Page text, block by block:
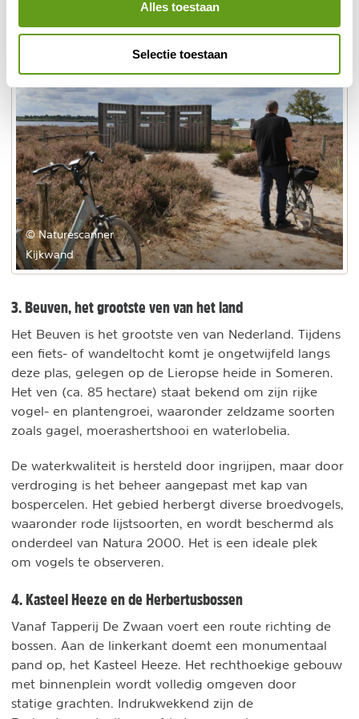
Alles toestaan
Selectie toestaan
© Naturescanner
Kijkwand
3. Beuven, het grootste ven van het land
Het Beuven is het grootste ven van Nederland. Tijdens
een fiets- of wandeltocht komt je ongetwijfeld langs
deze plas, gelegen op de Lieropse heide in Someren.
Het ven (ca. 85 hectare) staat bekend om zijn rijke
vogel- en plantengroei, waaronder zeldzame soorten
zoals gagel, moerashertshooi en waterlobelia.
De waterkwaliteit is hersteld door ingrijpen, maar door
verdroging is het beheer aangepast met kap van
bospercelen. Het gebied herbergt diverse broedvogels,
waaronder rode lijstsoorten, en wordt beschermd als
onderdeel van Natura 2000. Het is een ideale plek
om vogels te observeren.
4. Kasteel Heeze en de Herbertusbossen
Vanaf Tapperij De Zwaan voert een route richting de
bossen. Aan de linkerkant doemt een monumentaal
pand op, het Kasteel Heeze. Het rechthoekige gebouw
met binnenplein wordt volledig omgeven door
statige grachten. Indrukwekkend zijn de